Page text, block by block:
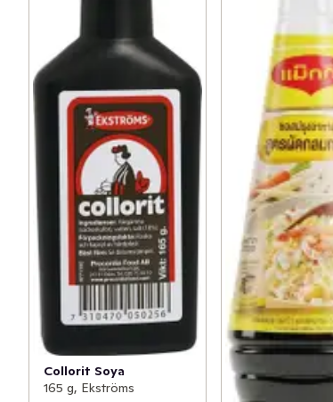
Collorit Soya
165 g, Ekströms